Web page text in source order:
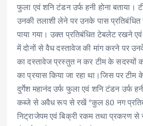
फुला एवं शनि टंडन उर्फ हनी होना बताया।
उनकी तलाशी लेने पर उनके पास
पाया गया। उक्त प्रतिबंधित टेबलेट रखने
में दोनों से वैध दस्तावेज की मांग करने पर उनके
का दस्तावेज प्रस्तुत न कर टीम के सदस्यों
का प्रयास किया जा रहा था।जिस पर टीम के
दुर्गेश महानंद उर्फ फुला एवं शनि टंडन उर्फ
कब्जे से अवैध रूप से रखें *कुल 80 नग
निट्राजेपम एवं बिक्री रकम तथा प्रकरण